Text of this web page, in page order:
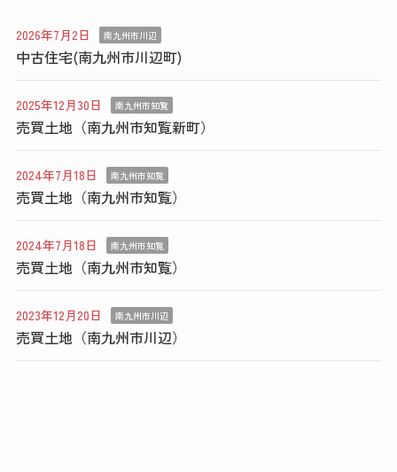
2026年7月2日 南九州市川辺
中古住宅(南九州市川辺町)
2025年12月30日 南九州市知覧
売買土地（南九州市知覧新町）
2024年7月18日 南九州市知覧
売買土地（南九州市知覧）
2024年7月18日 南九州市知覧
売買土地（南九州市知覧）
2023年12月20日 南九州市川辺
売買土地（南九州市川辺）